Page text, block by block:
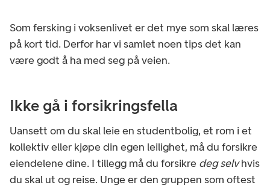
Som fersking i voksenlivet er det mye som skal læres
på kort tid. Derfor har vi samlet noen tips det kan
være godt å ha med seg på veien.
Ikke gå i forsikringsfella
Uansett om du skal leie en studentbolig, et rom i et
kollektiv eller kjøpe din egen leilighet, må du forsikre
eiendelene dine. I tillegg må du forsikre deg selvhvis
du skal ut og reise. Unge er den gruppen som oftest